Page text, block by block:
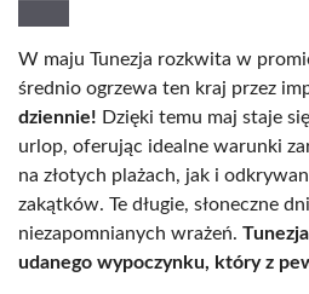
W maju Tunezja rozkwita w
średnio ogrzewa ten kraj przez
dziennie! Dzięki temu maj staje
urlop, oferując idealne warunki
na złotych plażach, jak i
zakątków. Te długie, słoneczne
niezapomnianych wrażeń.
udanego wypoczynku, który z